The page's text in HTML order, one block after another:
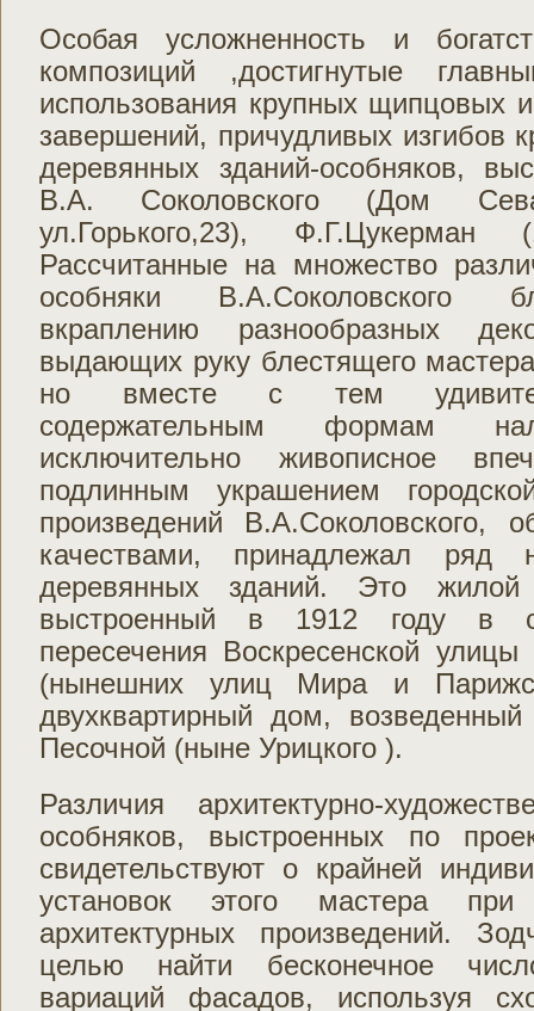
Особая усложненность и
композиций ,достигнутые
использования крупных щипцовых
завершений, причудливых изгибов
деревянных зданий-особняков,
В.А. Соколовского (Дом
ул.Горького,23), Ф.Г.Цукерман
Рассчитанные на множество
особняки В.А.Соколовского
вкраплению разнообразных
выдающих руку блестящего
но вместе с тем
содержательным формам
исключительно живописное
подлинным украшением
произведений В.А.Соколовского,
качествами, принадлежал ряд
деревянных зданий. Это жилой
выстроенный в 1912 году в
пересечения Воскресенской
(нынешних улиц Мира и
двухквартирный дом,
Песочной (ныне Урицкого ).
Различия архитектурно-
особняков, выстроенных по
свидетельствуют о крайней
установок этого мастера при
архитектурных произведений.
целью найти бесконечное
вариаций фасадов, используя